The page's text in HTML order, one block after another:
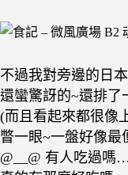
不過我對旁邊的日
還蠻驚訝的~還排了
(而且看起來都很像
瞥一眼~一盤好像
@__@ 有人吃過嗎